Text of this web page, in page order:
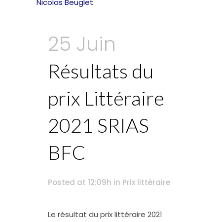
25 Juin
Résultats du
prix Littéraire
2021 SRIAS
BFC
Posted at 12:09h in Prix littéraire
Le résultat du prix littéraire 2021